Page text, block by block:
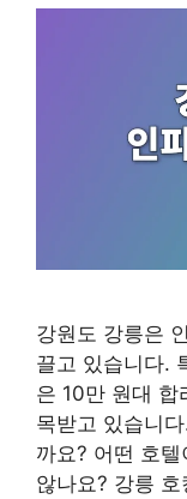
강원도 강릉은
끌고 있습니다.
은 10만 원대 합
목받고 있습니
까요? 어떤 호
않나요? 강릉